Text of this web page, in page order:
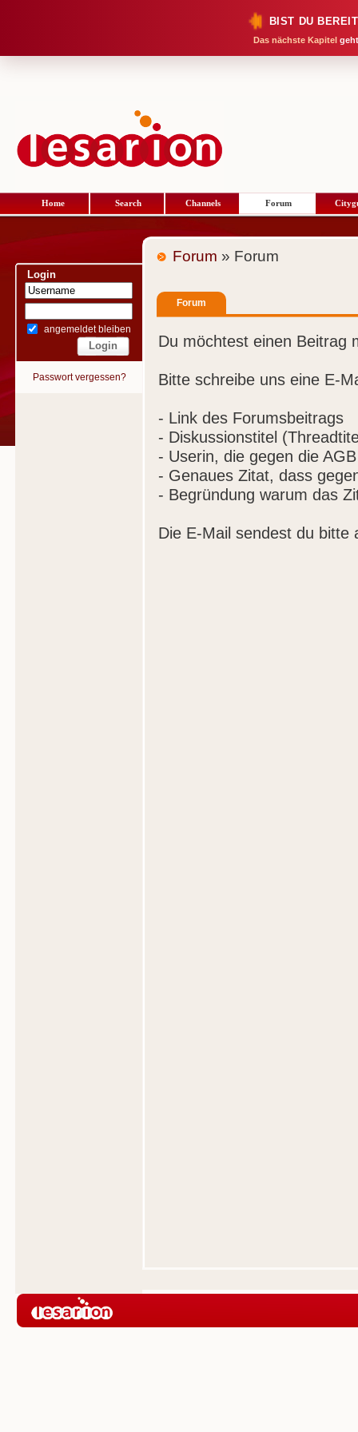
BIST DU
Das nächste Kapitel
Home Search Channels Forum
Login
angemeldet bleiben
Passwort vergessen?
Forum » Forum
Forum
Du möchtest einen Beitrag
Bitte schreibe uns eine E-
- Link des Forumsbeitrags
- Diskussionstitel
- Userin, die gegen die
- Genaues Zitat, dass
- Begründung warum das
Die E-Mail sendest du bitte